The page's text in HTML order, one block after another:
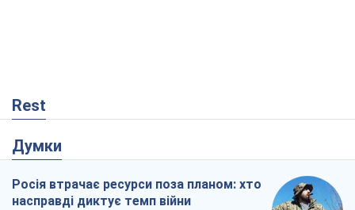
Rest
Думки
Росія втрачає ресурси поза планом: хто
насправді диктує темп війни